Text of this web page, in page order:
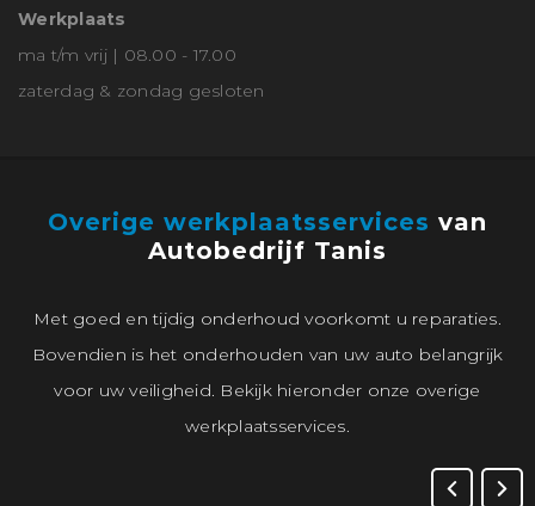
Werkplaats
ma t/m vrij | 08.00 - 17.00
zaterdag & zondag gesloten
Overige werkplaatsservices van
Autobedrijf Tanis
Met goed en tijdig onderhoud voorkomt u reparaties.
Bovendien is het onderhouden van uw auto belangrijk
voor uw veiligheid. Bekijk hieronder onze overige
werkplaatsservices.